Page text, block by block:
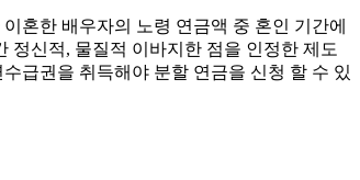
혼한 배우자의 노령 연금액 중 혼인 기간에
정신적, 물질적 이바지한 점을 인정한 제도
급권을 취득해야 분할 연금을 신청 할 수 있